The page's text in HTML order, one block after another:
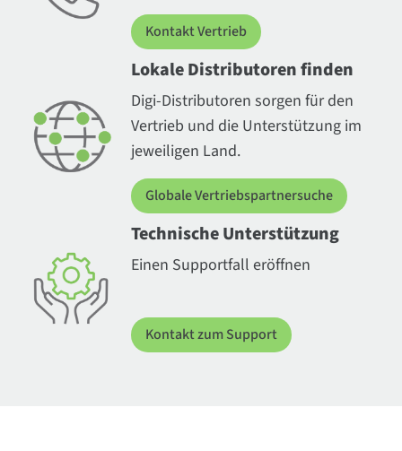
Kontakt Vertrieb
Lokale Distributoren finden
Digi-Distributoren sorgen für den
Vertrieb und die Unterstützung im
jeweiligen Land.
Globale Vertriebspartnersuche
Technische Unterstützung
Einen Supportfall eröffnen
Kontakt zum Support